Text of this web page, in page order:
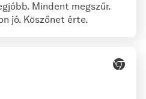
Mindent megszűr.
jó. Köszőnet érte.